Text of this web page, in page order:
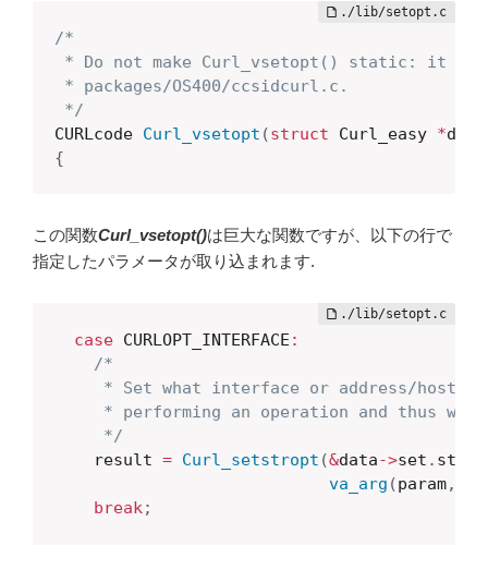
/*
* Do not make Curl_vsetopt() static: it is
* packages/OS400/ccsidcurl.c.
*/
CURLcode Curl_vsetopt (struct Curl_easy *data
{
この関数Curl_vsetopt()は巨大な関数ですが、以下の行で
指定したパラメータが取り込まれます.
case CURLOPT_INTERFACE :
/*
* Set what interface or address/
* performing an operation and thus
     */
    result
= Curl_setstropt (&data->set . str
va_arg (param,
break;